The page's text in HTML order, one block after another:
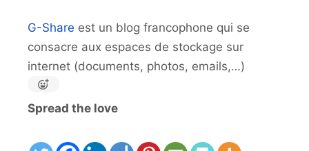
G-Share est un blog francophone qui se
consacre aux espaces de stockage sur
internet (documents, photos, emails,…)
Spread the love